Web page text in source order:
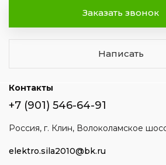
Заказать звонок
Написать
Контакты
+7 (901) 546-64-91
Россия, г. Клин, Волоколамское
elektro.sila2010@bk.ru